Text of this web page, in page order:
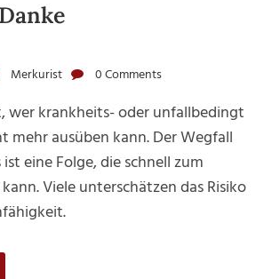
Merkurist 0 Comments
wer krankheits- oder unfallbedingt
mehr ausüben kann. Der Wegfall
eine Folge, die schnell zum
Viele unterschätzen das Risiko